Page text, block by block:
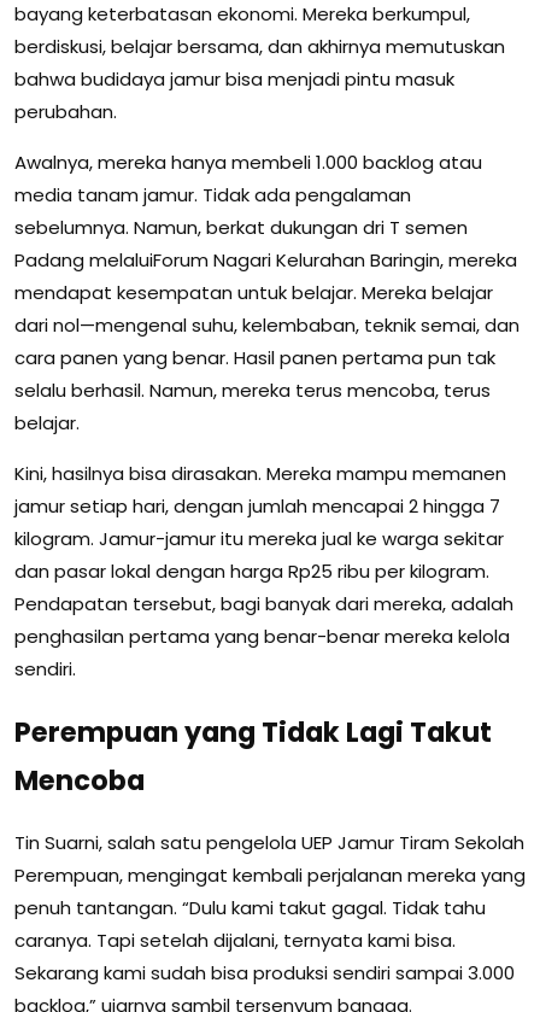
bayang keterbatasan ekonomi. Mereka berkumpul,
berdiskusi, belajar bersama, dan akhirnya memutuskan
bahwa budidaya jamur bisa menjadi pintu masuk
perubahan.
Awalnya, mereka hanya membeli 1.000 backlog atau
media tanam jamur. Tidak ada pengalaman
sebelumnya. Namun, berkat dukungan dri T semen
Padang melaluiForum Nagari Kelurahan Baringin, mereka
mendapat kesempatan untuk belajar. Mereka belajar
dari nol—mengenal suhu, kelembaban, teknik semai, dan
cara panen yang benar. Hasil panen pertama pun tak
selalu berhasil. Namun, mereka terus mencoba, terus
belajar.
Kini, hasilnya bisa dirasakan. Mereka mampu memanen
jamur setiap hari, dengan jumlah mencapai 2 hingga 7
kilogram. Jamur-jamur itu mereka jual ke warga sekitar
dan pasar lokal dengan harga Rp25 ribu per kilogram.
Pendapatan tersebut, bagi banyak dari mereka, adalah
penghasilan pertama yang benar-benar mereka kelola
sendiri.
Perempuan yang Tidak Lagi Takut
Mencoba
Tin Suarni, salah satu pengelola UEP Jamur Tiram Sekolah
Perempuan, mengingat kembali perjalanan mereka yang
penuh tantangan. “Dulu kami takut gagal. Tidak tahu
caranya. Tapi setelah dijalani, ternyata kami bisa.
Sekarang kami sudah bisa produksi sendiri sampai 3.000
backlog,” ujarnya sambil tersenyum bangga.